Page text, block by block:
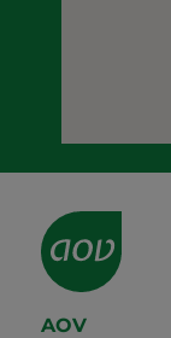
AOV